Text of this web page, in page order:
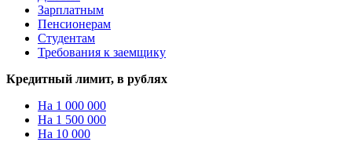
Зарплатным
Пенсионерам
Студентам
Требования к заемщику
Кредитный лимит, в рублях
На 1 000 000
На 1 500 000
На 10 000